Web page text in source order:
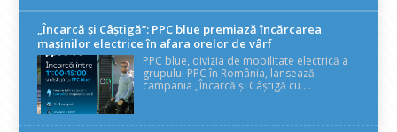
„Încarcă și Câștigă”: PPC blue premiază încărcarea
mașinilor electrice în afara orelor de vârf
PPC blue, divizia de mobilitate electrică a
grupului PPC în România, lansează
campania „Încarcă și Câștigă cu ...